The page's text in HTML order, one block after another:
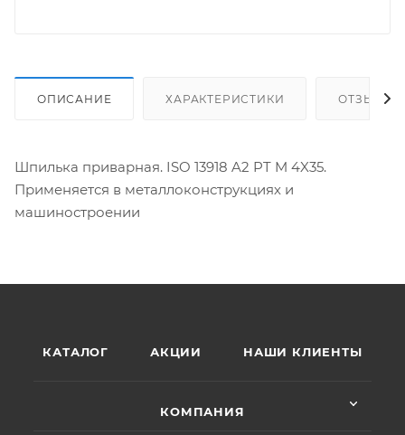
ОПИСАНИЕ ХАРАКТЕРИСТИКИ ОТЗЫВЫ
Шпилька приварная. ISO 13918 A2 PT M 4X35.
Применяется в металлоконструкциях и
машиностроении
КАТАЛОГ АКЦИИ НАШИ КЛИЕНТЫ
КОМПАНИЯ